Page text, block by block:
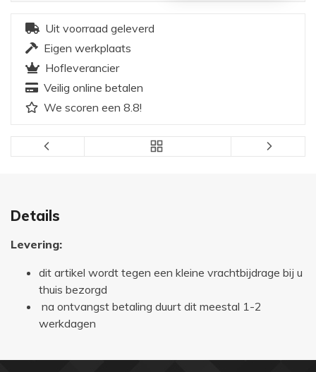
Uit voorraad geleverd
Eigen werkplaats
Hofleverancier
Veilig online betalen
We scoren een 8.8!
Details
Levering:
dit artikel wordt tegen een kleine vrachtbijdrage bij u
thuis bezorgd
na ontvangst betaling duurt dit meestal 1-2
werkdagen